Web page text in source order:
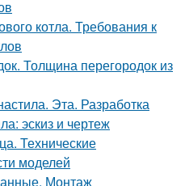
котла. Требования к
Толщина перегородок из
Эта. Разработка
эскиз и чертеж
Технические
моделей
Монтаж